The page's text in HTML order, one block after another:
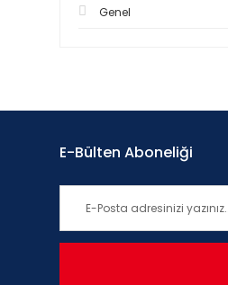
Genel
E-Bülten Aboneliği